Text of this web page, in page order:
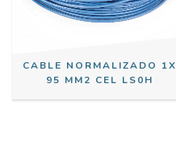
CABLE NORMALIZADO 1X
95 MM2 CEL LS0H